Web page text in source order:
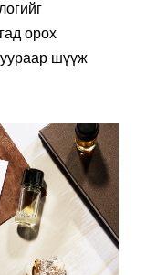
орох
шүүж